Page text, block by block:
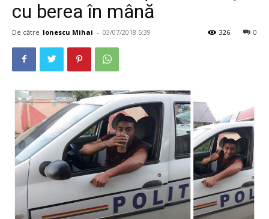
cu berea în mână
De către Ionescu Mihai - 03/07/2018 5:39 0
326